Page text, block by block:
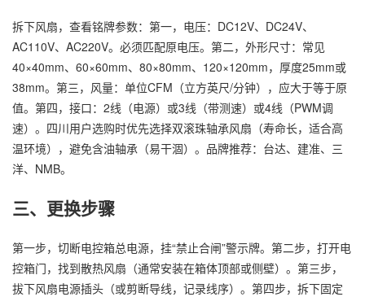
拆下风扇，查看铭牌参数：第一，电压：DC12V、DC24V、
AC110V、AC220V。必须匹配原电压。第二，外形尺寸：常见
40×40mm、60×60mm、80×80mm、120×120mm，厚度25mm或
38mm。第三，风量：单位CFM（立方英尺/分钟），应大于等于原
值。第四，接口：2线（电源）或3线（带测速）或4线（PWM调
速）。四川用户选购时优先选择双滚珠轴承风扇（寿命长，适合高
温环境），避免含油轴承（易干涸）。品牌推荐：台达、建准、三
洋、NMB。
三、更换步骤
第一步，切断电控箱总电源，挂“禁止合闸”警示牌。第二步，打开电
控箱门，找到散热风扇（通常安装在箱体顶部或侧壁）。第三步，
拔下风扇电源插头（或剪断导线，记录线序）。第四步，拆下固定